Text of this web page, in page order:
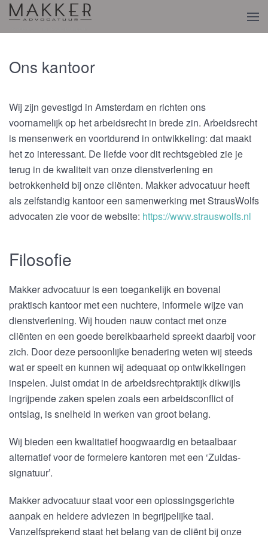
Ons kantoor
Wij zijn gevestigd in Amsterdam en richten ons
voornamelijk op het arbeidsrecht in brede zin. Arbeidsrecht
is mensenwerk en voortdurend in ontwikkeling: dat maakt
het zo interessant. De liefde voor dit rechtsgebied zie je
terug in de kwaliteit van onze dienstverlening en
betrokkenheid bij onze cliënten. Makker advocatuur heeft
als zelfstandig kantoor een samenwerking met StrausWolfs
advocaten zie voor de website: https://www.strauswolfs.nl
Filosofie
Makker advocatuur is een toegankelijk en bovenal
praktisch kantoor met een nuchtere, informele wijze van
dienstverlening. Wij houden nauw contact met onze
cliënten en een goede bereikbaarheid spreekt daarbij voor
zich. Door deze persoonlijke benadering weten wij steeds
wat er speelt en kunnen wij adequaat op ontwikkelingen
inspelen. Juist omdat in de arbeidsrechtpraktijk dikwijls
ingrijpende zaken spelen zoals een arbeidsconflict of
ontslag, is snelheid in werken van groot belang.
Wij bieden een kwalitatief hoogwaardig en betaalbaar
alternatief voor de formelere kantoren met een ‘Zuidas-
signatuur’.
Makker advocatuur staat voor een oplossingsgerichte
aanpak en heldere adviezen in begrijpelijke taal.
Vanzelfsprekend staat het belang van de cliënt bij onze